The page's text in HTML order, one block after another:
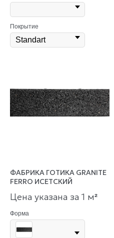
Покрытие
ФАБРИКА ГОТИКА GRANITE
FERRO ИСЕТСКИЙ
Цена указана за 1 м²
Форма